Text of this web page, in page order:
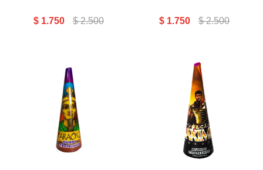
$ 1.750 $ 2.500 $ 1.750 $ 2.500
VOLCAN FARAÓN 1 Y 2 - 1.0
kg
VOLCAN MUNDO MAXIMUS
1 Y 2